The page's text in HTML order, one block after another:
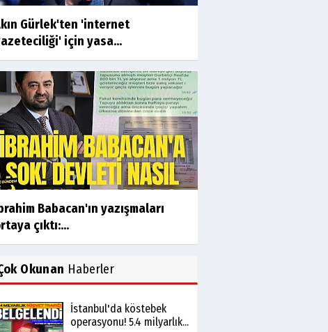
Gürlek'ten 'internet
için yasa...
Babacan'ın yazışmaları
çıktı:...
Okunan Haberler
İstanbul'da köstebek
operasyonu! 5.4 milyarlık...